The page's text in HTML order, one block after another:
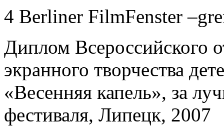
4 Berliner FilmFenster
Диплом Всероссийского
экранного творчества
«Весенняя капель», за
фестиваля, Липецк, 2007